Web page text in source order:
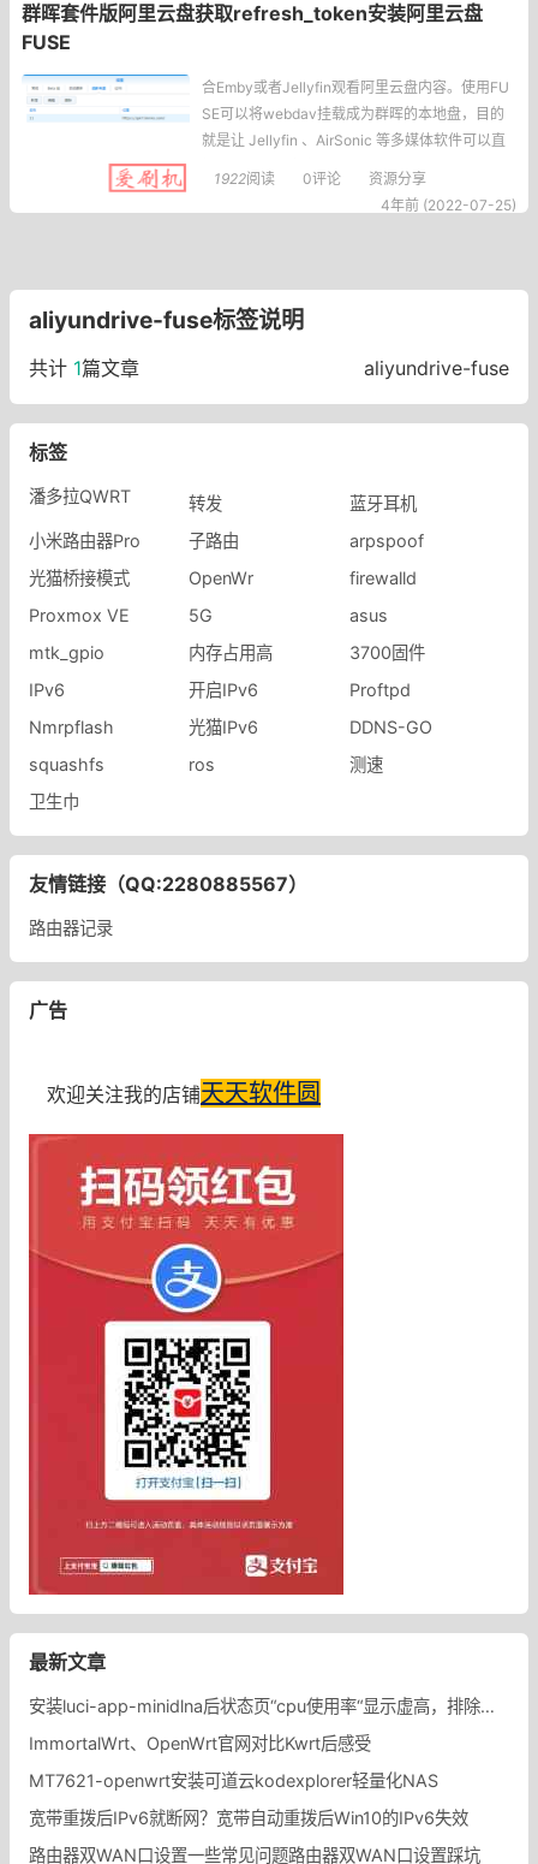
入操作，并且支持Linux和macOS系统，暂时不
群晖套件版阿里云盘获取refresh_token安装阿里云盘
FUSE
合Emby或者Jellyfin观看阿里云盘内容。使用FU
SE可以将webdav挂载成为群晖的本地盘，目的
就是让 Jellyfin 、AirSonic 等多媒体软件可以直
接使用阿里云盘中的多媒体资源，因为这些软件
都不支持直接访问 WebDAV 资源。安装阿里云盘
1922阅读 0评论
资源分享
4年前 (2022-07-25)
aliyundrive-fuse标签说明
共计 1篇文章 aliyundrive-fuse
标签
潘多拉QWRT 转发
蓝牙耳机
小米路由器Pro
子路由
arpspoof
光猫桥接模式
OpenWr
firewalld
Proxmox VE
5G
asus
mtk_gpio
内存占用高
3700固件
IPv6
开启IPv6
Proftpd
Nmrpflash
光猫IPv6
DDNS-GO
squashfs
ros
测速
卫生巾
友情链接（QQ:2280885567）
路由器记录
广告
欢迎关注我的店铺天天软件圆
最新文章
安装luci-app-minidlna后状态页“cpu使用率“显示虚高，排除过程记录。
ImmortalWrt、OpenWrt官网对比Kwrt后感受
MT7621-openwrt安装可道云kodexplorer轻量化NAS
宽带重拨后IPv6就断网？宽带自动重拨后Win10的IPv6失效
路由器双WAN口设置一些常见问题路由器双WAN口设置踩坑